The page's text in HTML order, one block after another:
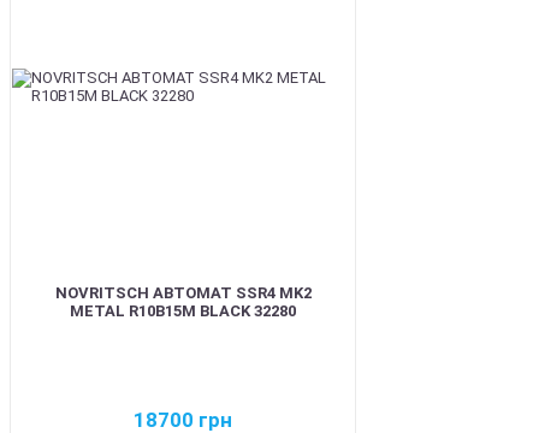
NOVRITSCH АВТОМАТ SSR4 MK2
METAL R10B15M BLACK 32280
18700 грн